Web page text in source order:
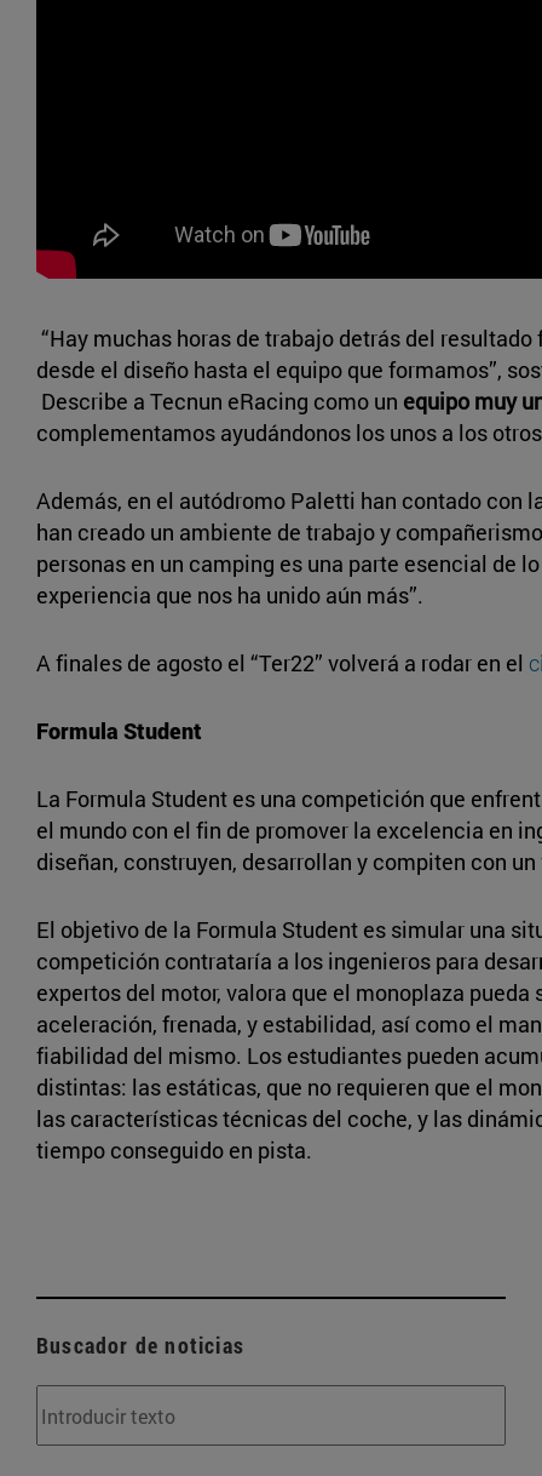
“Hay muchas horas de trabajo detrás del
desde el diseño hasta el equipo que formamos”,
Describe a Tecnun eRacing como un equipo muy
complementamos ayudándonos los unos a los
Además, en el autódromo Paletti han contado con
han creado un ambiente de trabajo y
personas en un camping es una parte esencial de
experiencia que nos ha unido aún más”.
A finales de agosto el “Ter22” volverá a rodar en el
Formula Student
La Formula Student es una competición que
el mundo con el fin de promover la excelencia en
diseñan, construyen, desarrollan y compiten con
El objetivo de la Formula Student es simular una
competición contrataría a los ingenieros para
expertos del motor, valora que el monoplaza
aceleración, frenada, y estabilidad, así como el
fiabilidad del mismo. Los estudiantes pueden
distintas: las estáticas, que no requieren que el
las características técnicas del coche, y las
tiempo conseguido en pista.
Buscador de noticias